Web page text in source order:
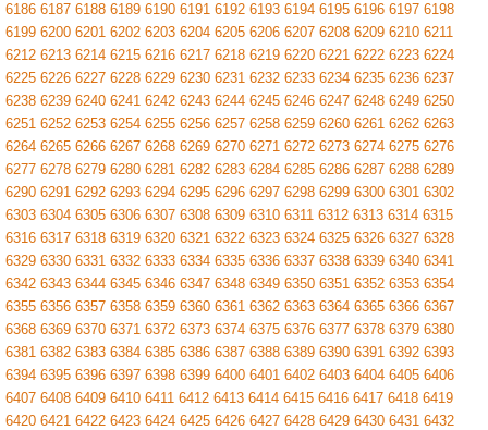
6186 6187 6188 6189 6190 6191 6192 6193 6194 6195 6196 6197 6198
6199 6200 6201 6202 6203 6204 6205 6206 6207 6208 6209 6210 6211
6212 6213 6214 6215 6216 6217 6218 6219 6220 6221 6222 6223 6224
6225 6226 6227 6228 6229 6230 6231 6232 6233 6234 6235 6236 6237
6238 6239 6240 6241 6242 6243 6244 6245 6246 6247 6248 6249 6250
6251 6252 6253 6254 6255 6256 6257 6258 6259 6260 6261 6262 6263
6264 6265 6266 6267 6268 6269 6270 6271 6272 6273 6274 6275 6276
6277 6278 6279 6280 6281 6282 6283 6284 6285 6286 6287 6288 6289
6290 6291 6292 6293 6294 6295 6296 6297 6298 6299 6300 6301 6302
6303 6304 6305 6306 6307 6308 6309 6310 6311 6312 6313 6314 6315
6316 6317 6318 6319 6320 6321 6322 6323 6324 6325 6326 6327 6328
6329 6330 6331 6332 6333 6334 6335 6336 6337 6338 6339 6340 6341
6342 6343 6344 6345 6346 6347 6348 6349 6350 6351 6352 6353 6354
6355 6356 6357 6358 6359 6360 6361 6362 6363 6364 6365 6366 6367
6368 6369 6370 6371 6372 6373 6374 6375 6376 6377 6378 6379 6380
6381 6382 6383 6384 6385 6386 6387 6388 6389 6390 6391 6392 6393
6394 6395 6396 6397 6398 6399 6400 6401 6402 6403 6404 6405 6406
6407 6408 6409 6410 6411 6412 6413 6414 6415 6416 6417 6418 6419
6420 6421 6422 6423 6424 6425 6426 6427 6428 6429 6430 6431 6432